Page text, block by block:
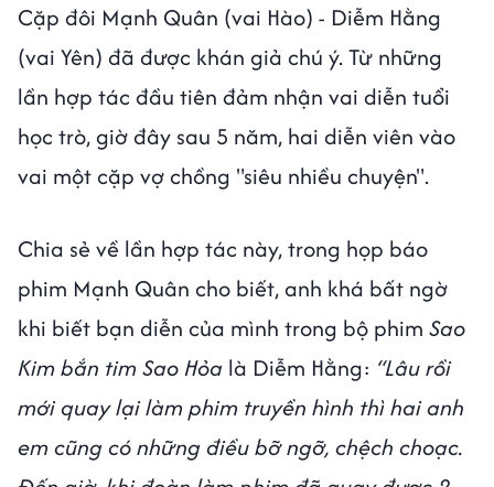
Cặp đôi Mạnh Quân (vai Hào) - Diễm Hằng
(vai Yên) đã được khán giả chú ý. Từ những
lần hợp tác đầu tiên đảm nhận vai diễn tuổi
học trò, giờ đây sau 5 năm, hai diễn viên vào
vai một cặp vợ chồng "siêu nhiều chuyện".
Chia sẻ về lần hợp tác này, trong họp báo
phim Mạnh Quân cho biết, anh khá bất ngờ
khi biết bạn diễn của mình trong bộ phim Sao
Kim bắn tim Sao Hỏa là Diễm Hằng: “Lâu rồi
mới quay lại làm phim truyền hình thì hai anh
em cũng có những điều bỡ ngỡ, chệch choạc.